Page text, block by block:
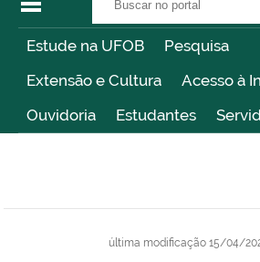
Estude na UFOB
Pesquisa
Extensão e Cultura
Acesso à
Ouvidoria
Estudantes
última modificação15/04/